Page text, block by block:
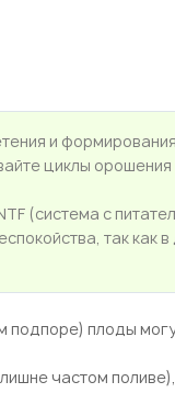
и
циклы орошения
(система с
так как
плоды
частом